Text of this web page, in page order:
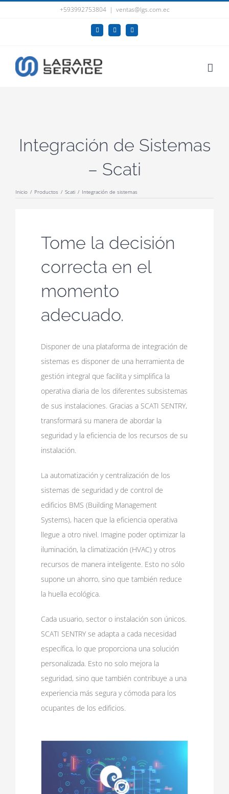
+593992753804 | ventas@lgs.com.ec
FacebookYouTubeLinkedIn
Integración de Sistemas
– Scati
Inicio / Productos / Scati / Integración de sistemas
Tome la decisión
correcta en el
momento
adecuado.
Disponer de una plataforma de integración de
sistemas es disponer de una herramienta de
gestión integral que facilita y simplifica la
operativa diaria de los diferentes subsistemas
de sus instalaciones. Gracias a SCATI SENTRY,
transformará su manera de abordar la
seguridad y la eficiencia de los recursos de su
instalación.
La automatización y centralización de los
sistemas de seguridad y de control de
edificios BMS (Building Management
Systems), hacen que la eficiencia operativa
llegue a otro nivel. Imagine poder optimizar la
iluminación, la climatización (HVAC) y otros
recursos de manera inteligente. Esto no sólo
supone un ahorro, sino que también reduce
la huella ecológica.
Cada usuario, sector o instalación son únicos.
SCATI SENTRY se adapta a cada necesidad
específica, lo que proporciona una solución
personalizada. Esto no solo mejora la
seguridad, sino que también contribuye a una
experiencia más segura y cómoda para los
ocupantes de los edificios.